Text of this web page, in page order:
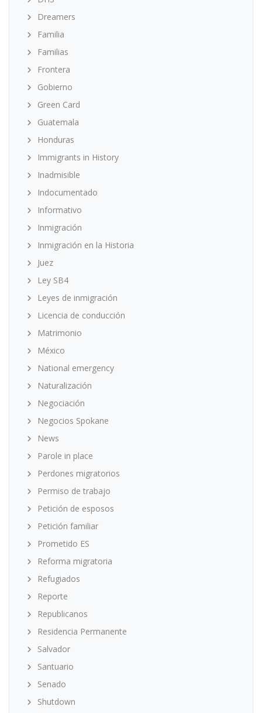
Dreamers
Familia
Familias
Frontera
Gobierno
Green Card
Guatemala
Honduras
Immigrants in History
Inadmisible
Indocumentado
Informativo
Inmigración
Inmigración en la Historia
Juez
Ley SB4
Leyes de inmigración
Licencia de conducción
Matrimonio
México
National emergency
Naturalización
Negociación
Negocios Spokane
News
Parole in place
Perdones migratorios
Permiso de trabajo
Petición de esposos
Petición familiar
Prometido ES
Reforma migratoria
Refugiados
Reporte
Republicanos
Residencia Permanente
Salvador
Santuario
Senado
Shutdown